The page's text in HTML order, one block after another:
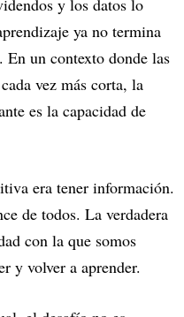
y los datos lo
ya no termina
un contexto donde las
vez más corta, la
es la capacidad de
era tener información.
de todos. La verdadera
con la que somos
y volver a aprender.